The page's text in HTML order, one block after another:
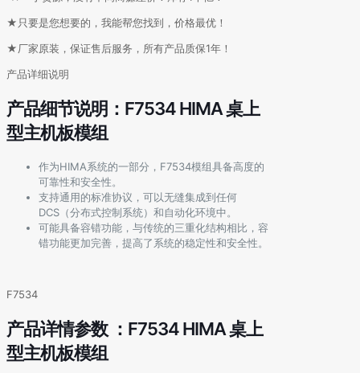
★只要是您想要的，我能帮您找到，价格最优！
★厂家原装，保证售后服务，所有产品质保1年！
产品详细说明
产品细节说明：F7534 HIMA 桌上
型主机板模组
作为HIMA系统的一部分，F7534模组具备高度的
可靠性和安全性。
支持通用的标准协议，可以无缝集成到任何
DCS（分布式控制系统）和自动化环境中。
可能具备容错功能，与传统的三重化结构相比，容
错功能更加完善，提高了系统的稳定性和安全性。
F7534
产品详情参数 ：F7534 HIMA 桌上
型主机板模组